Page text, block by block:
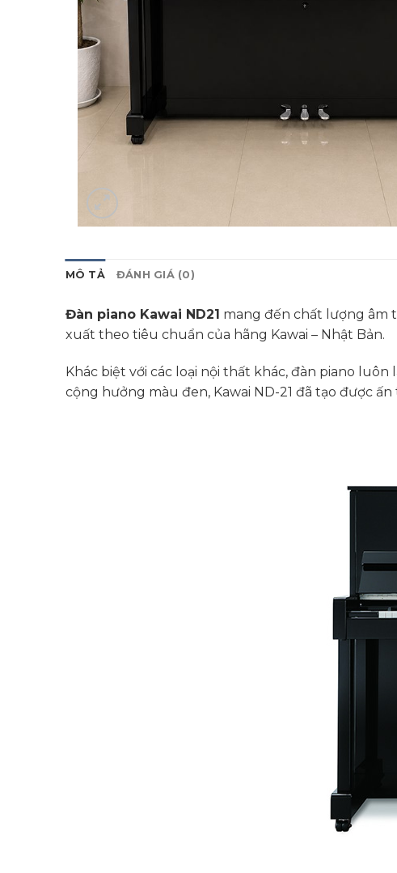
MÔ TẢ ĐÁNH GIÁ (0)
Đàn piano Kawai ND21 mang đến chất lượng âm
xuất theo tiêu chuẩn của hãng Kawai – Nhật Bản.
Khác biệt với các loại nội thất khác, đàn piano
cộng hưởng màu đen, Kawai ND-21 đã tạo được